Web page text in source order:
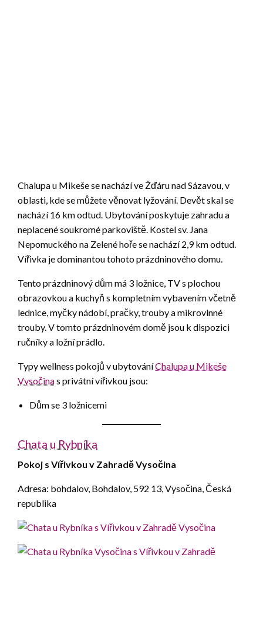
Chalupa u Mikeše se nachází ve Žďáru nad Sázavou, v
oblasti, kde se můžete věnovat lyžování. Devět skal se
nachází 16 km odtud. Ubytování poskytuje zahradu a
neplacené soukromé parkoviště. Kostel sv. Jana
Nepomuckého na Zelené hoře se nachází 2,9 km odtud.
Vířivka je dominantou tohoto prázdninového domu.
Tento prázdninový dům má 3 ložnice, TV s plochou
obrazovkou a kuchyň s kompletním vybavením včetně
lednice, myčky nádobí, pračky, trouby a mikrovlnné
trouby. V tomto prázdninovém domě jsou k dispozici
ručníky a ložní prádlo.
Typy wellness pokojů v ubytováníChalupa u Mikeše
Vysočinas privátní vířivkou jsou:
Dům se 3 ložnicemi
Chata u Rybníka
Pokoj s Vířivkou v Zahradě Vysočina
Adresa: bohdalov, Bohdalov, 592 13, Vysočina, Česká
republika